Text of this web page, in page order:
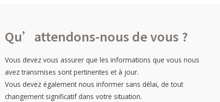
Qu’attendons-nous de vous ?
Vous devez vous assurer que les informations que vous nous
avez transmises sont pertinentes et à jour.
Vous devez également nous informer sans délai, de tout
changement significatif dans votre situation.